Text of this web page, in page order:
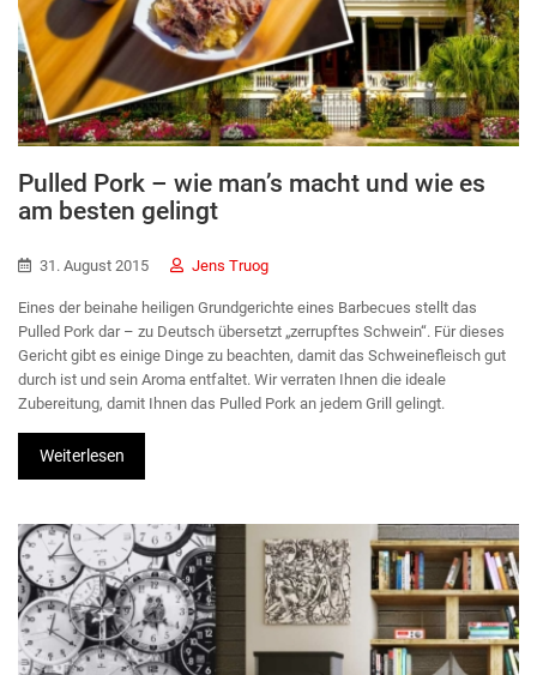
Pulled Pork – wie man’s macht und wie es
am besten gelingt
31. August 2015 Jens Truog
Eines der beinahe heiligen Grundgerichte eines Barbecues stellt das
Pulled Pork dar – zu Deutsch übersetzt „zerrupftes Schwein“. Für dieses
Gericht gibt es einige Dinge zu beachten, damit das Schweinefleisch gut
durch ist und sein Aroma entfaltet. Wir verraten Ihnen die ideale
Zubereitung, damit Ihnen das Pulled Pork an jedem Grill gelingt.
Weiterlesen